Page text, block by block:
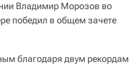
Владимир Морозов во
победил в общем зачете
благодаря двум рекордам